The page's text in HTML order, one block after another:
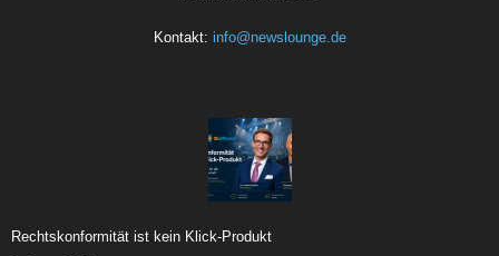
Kontakt: info@newslounge.de
Rechtskonformität ist kein Klick-Produkt